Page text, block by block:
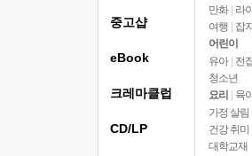
만화 | 라
여행
잡지
어린이
유아 | 전
청소년
요리
육
가정 살림
건강 취미
대학교재
중고샵
eBook
크레마클럽
CD/LP